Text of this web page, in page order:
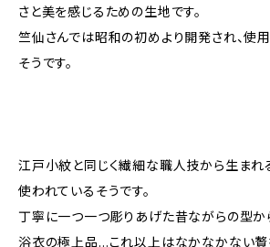
さと美を感じるための生地です。
竺仙さんでは昭和の初めより開発され、使用
そうです。
江戸小紋と同じく繊細な職人技から生まれ
使われているそうです。
丁寧に一つ一つ彫りあげた昔ながらの型か
浴衣の極上品…これ以上はなかなかない贅